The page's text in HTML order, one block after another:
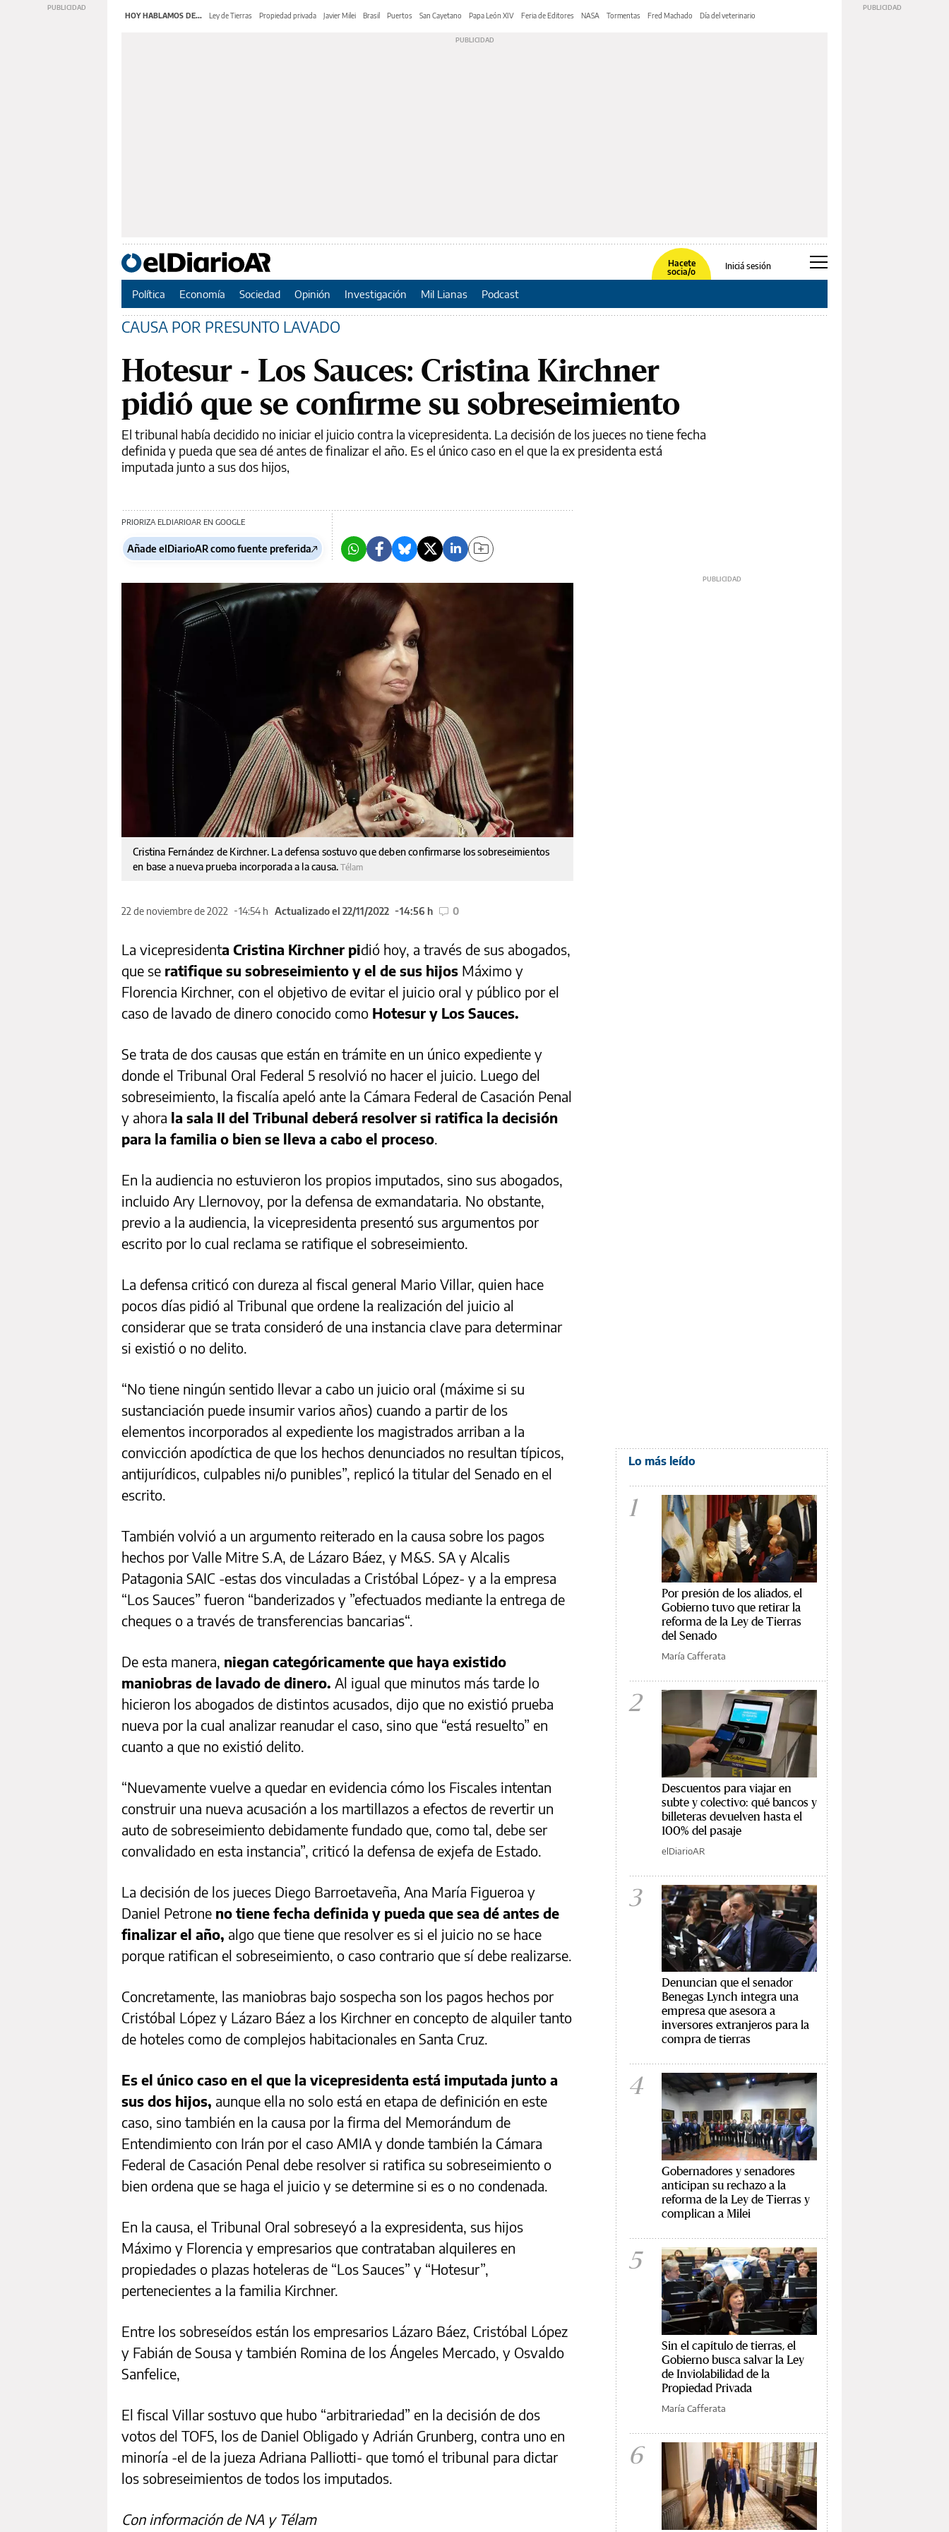
HOY HABLAMOS DE... Ley de Tierras Propiedad privada Javier Milei Brasil Puertos San Cayetano Papa León XIV Feria de Editores NASA Tormentas Fred Machado Día del veterinario
Hacete
socia/o
Iniciá sesión
Política Economía Sociedad Opinión Investigación Mil Lianas Podcast
CAUSA POR PRESUNTO LAVADO
Hotesur - Los Sauces: Cristina Kirchner
pidió que se confirme su sobreseimiento
El tribunal había decidido no iniciar el juicio contra la vicepresidenta. La decisión de los jueces no tiene fecha
definida y pueda que sea dé antes de finalizar el año. Es el único caso en el que la ex presidenta está
imputada junto a sus dos hijos,
PRIORIZA ELDIARIOAR EN GOOGLE
Añade elDiarioAR como fuente preferida
Cristina Fernández de Kirchner. La defensa sostuvo que deben confirmarse los sobreseimientos
en base a nueva prueba incorporada a la causa.Télam
22 de noviembre de 2022 14:54 h Actualizado el 22/11/2022 14:56 h 0
La vicepresidenta Cristina Kirchner pidió hoy, a través de sus abogados,
que se ratifique su sobreseimiento y el de sus hijos Máximo y
Florencia Kirchner, con el objetivo de evitar el juicio oral y público por el
caso de lavado de dinero conocido como Hotesur y Los Sauces.
Se trata de dos causas que están en trámite en un único expediente y
donde el Tribunal Oral Federal 5 resolvió no hacer el juicio. Luego del
sobreseimiento, la fiscalía apeló ante la Cámara Federal de Casación Penal
y ahora la sala II del Tribunal deberá resolver si ratifica la decisión
para la familia o bien se lleva a cabo el proceso.
En la audiencia no estuvieron los propios imputados, sino sus abogados,
incluido Ary Llernovoy, por la defensa de exmandataria. No obstante,
previo a la audiencia, la vicepresidenta presentó sus argumentos por
escrito por lo cual reclama se ratifique el sobreseimiento.
La defensa criticó con dureza al fiscal general Mario Villar, quien hace
pocos días pidió al Tribunal que ordene la realización del juicio al
considerar que se trata consideró de una instancia clave para determinar
si existió o no delito.
“No tiene ningún sentido llevar a cabo un juicio oral (máxime si su
sustanciación puede insumir varios años) cuando a partir de los
elementos incorporados al expediente los magistrados arriban a la
convicción apodíctica de que los hechos denunciados no resultan típicos,
antijurídicos, culpables ni/o punibles”, replicó la titular del Senado en el
escrito.
También volvió a un argumento reiterado en la causa sobre los pagos
hechos por Valle Mitre S.A, de Lázaro Báez, y M&S. SA y Alcalis
Patagonia SAIC -estas dos vinculadas a Cristóbal López- y a la empresa
“Los Sauces” fueron “banderizados y ”efectuados mediante la entrega de
cheques o a través de transferencias bancarias“.
De esta manera, niegan categóricamente que haya existido
maniobras de lavado de dinero. Al igual que minutos más tarde lo
hicieron los abogados de distintos acusados, dijo que no existió prueba
nueva por la cual analizar reanudar el caso, sino que “está resuelto” en
cuanto a que no existió delito.
“Nuevamente vuelve a quedar en evidencia cómo los Fiscales intentan
construir una nueva acusación a los martillazos a efectos de revertir un
auto de sobreseimiento debidamente fundado que, como tal, debe ser
convalidado en esta instancia”, criticó la defensa de exjefa de Estado.
La decisión de los jueces Diego Barroetaveña, Ana María Figueroa y
Daniel Petrone no tiene fecha definida y pueda que sea dé antes de
finalizar el año, algo que tiene que resolver es si el juicio no se hace
porque ratifican el sobreseimiento, o caso contrario que sí debe realizarse.
Concretamente, las maniobras bajo sospecha son los pagos hechos por
Cristóbal López y Lázaro Báez a los Kirchner en concepto de alquiler tanto
de hoteles como de complejos habitacionales en Santa Cruz.
Es el único caso en el que la vicepresidenta está imputada junto a
sus dos hijos, aunque ella no solo está en etapa de definición en este
caso, sino también en la causa por la firma del Memorándum de
Entendimiento con Irán por el caso AMIA y donde también la Cámara
Federal de Casación Penal debe resolver si ratifica su sobreseimiento o
bien ordena que se haga el juicio y se determine si es o no condenada.
En la causa, el Tribunal Oral sobreseyó a la expresidenta, sus hijos
Máximo y Florencia y empresarios que contrataban alquileres en
propiedades o plazas hoteleras de “Los Sauces” y “Hotesur”,
pertenecientes a la familia Kirchner.
Entre los sobreseídos están los empresarios Lázaro Báez, Cristóbal López
y Fabián de Sousa y también Romina de los Ángeles Mercado, y Osvaldo
Sanfelice,
El fiscal Villar sostuvo que hubo “arbitrariedad” en la decisión de dos
votos del TOF5, los de Daniel Obligado y Adrián Grunberg, contra uno en
minoría -el de la jueza Adriana Palliotti- que tomó el tribunal para dictar
los sobreseimientos de todos los imputados.
Con información de NA y Télam
Lo más leído
1
Por presión de los aliados, el
Gobierno tuvo que retirar la
reforma de la Ley de Tierras
del Senado
María Cafferata
2
Descuentos para viajar en
subte y colectivo: qué bancos y
billeteras devuelven hasta el
100% del pasaje
elDiarioAR
3
Denuncian que el senador
Benegas Lynch integra una
empresa que asesora a
inversores extranjeros para la
compra de tierras
4
Gobernadores y senadores
anticipan su rechazo a la
reforma de la Ley de Tierras y
complican a Milei
5
Sin el capítulo de tierras, el
Gobierno busca salvar la Ley
de Inviolabilidad de la
Propiedad Privada
María Cafferata
6